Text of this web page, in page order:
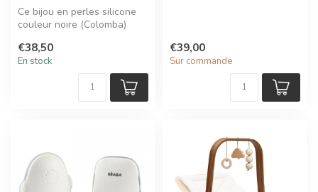
Ce bijou en perles silicone
couleur noire (Colomba)
un...
€38,50
En stock
€39,00
Sur commande